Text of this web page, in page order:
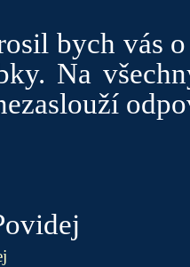
bych vás
Na